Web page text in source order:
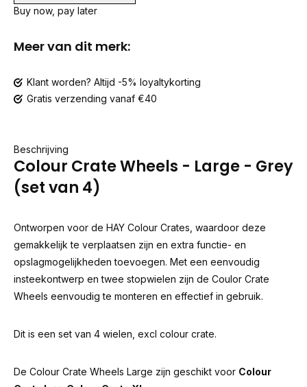
Buy now, pay later
Meer van dit merk:
Klant worden? Altijd -5% loyaltykorting
Gratis verzending vanaf €40
Beschrijving
Colour Crate Wheels - Large - Grey
(set van 4)
Ontworpen voor de HAY Colour Crates, waardoor deze
gemakkelijk te verplaatsen zijn en extra functie- en
opslagmogelijkheden toevoegen. Met een eenvoudig
insteekontwerp en twee stopwielen zijn de Coulor Crate
Wheels eenvoudig te monteren en effectief in gebruik.
Dit is een set van 4 wielen, excl colour crate.
De Colour Crate Wheels Large zijn geschikt voor Colour